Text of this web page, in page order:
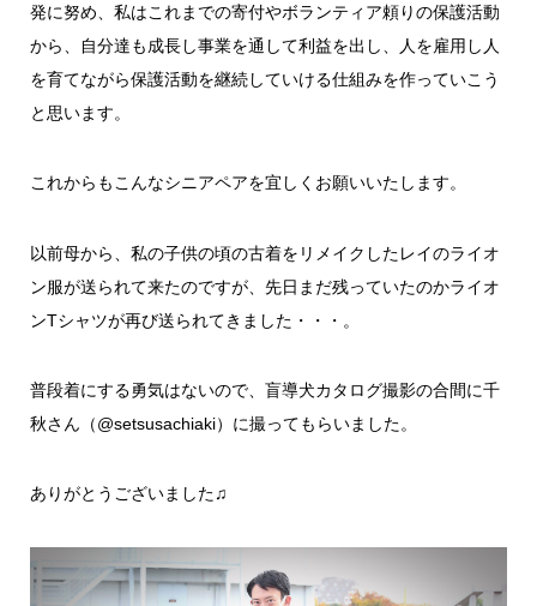
発に努め、私はこれまでの寄付やボランティア頼りの保護活動
から、自分達も成長し事業を通して利益を出し、人を雇用し人
を育てながら保護活動を継続していける仕組みを作っていこう
と思います。
これからもこんなシニアペアを宜しくお願いいたします。
以前母から、私の子供の頃の古着をリメイクしたレイのライオ
ン服が送られて来たのですが、先日まだ残っていたのかライオ
ンTシャツが再び送られてきました・・・。
普段着にする勇気はないので、盲導犬カタログ撮影の合間に千
秋さん（@setsusachiaki）に撮ってもらいました。
ありがとうございました♫